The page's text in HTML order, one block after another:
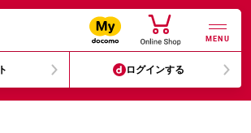
MENU
ログインする